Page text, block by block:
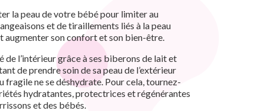
la peau de votre bébé pour limiter au
et de tiraillements liés à la peau
augmenter son confort et son bien-être.
de l’intérieur grâce à ses biberons de lait et
de prendre soin de sa peau de l’extérieur
fragile ne se déshydrate. Pour cela, tournez-
hydratantes, protectrices et régénérantes
et des bébés.